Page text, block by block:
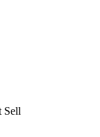
Sell